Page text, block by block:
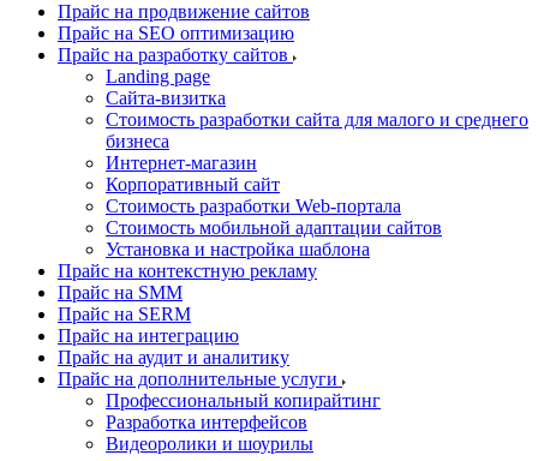
Прайс на продвижение сайтов
Прайс на SEO оптимизацию
Прайс на разработку сайтов
Landing page
Cайта-визитка
Стоимость разработки сайта для малого и среднего
бизнеса
Интернет-магазин
Корпоративный сайт
Стоимость разработки Web-портала
Стоимость мобильной адаптации сайтов
Установка и настройка шаблона
Прайс на контекстную рекламу
Прайс на SMM
Прайс на SERM
Прайс на интеграцию
Прайс на аудит и аналитику
Прайс на дополнительные услуги
Профессиональный копирайтинг
Разработка интерфейсов
Видеоролики и шоурилы